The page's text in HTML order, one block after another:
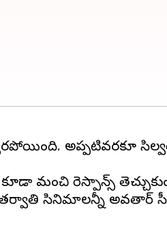
అప్పటివరకూ
మంచి రెస్పాన్స్
తర్వాతి సినిమాలన్నీ అవతార్